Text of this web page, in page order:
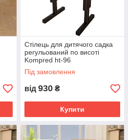
Стілець для дитячого садка
регульований по висоті
Kompred ht-96
Під замовлення
від 930 ₴
Купити